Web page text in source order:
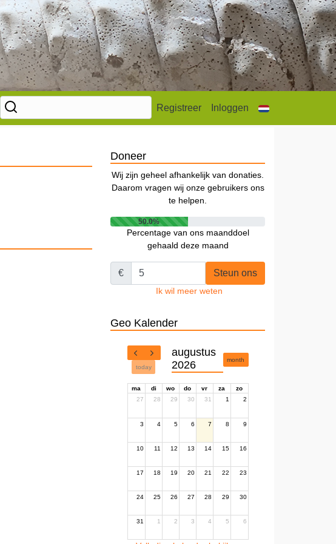
Registreer Inloggen
Doneer
Wij zijn geheel afhankelijk van donaties.
Daarom vragen wij onze gebruikers ons
te helpen.
50.0%
Percentage van ons maanddoel
gehaald deze maand
€ Steun ons
Ik wil meer weten
Geo Kalender
today
augustus
2026
month
ma di wo do vr za
zo
27
28 29 30 31 1 2
3 4 5 6 7 8 9
10 11 12 13 14 15 16
17 18 19 20 21 22 23
24 25 26 27 28 29 30
31 1 2 3 4 5 6